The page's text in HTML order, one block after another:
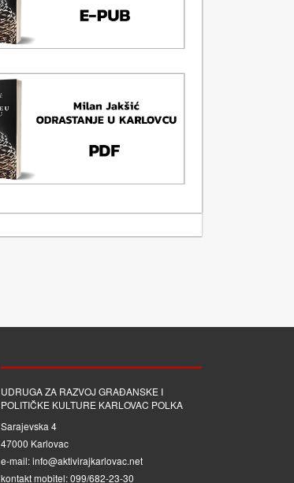
UDRUGA ZA RAZVOJ GRAĐANSKE I
POLITIČKE KULTURE KARLOVAC POLKA
Sarajevska 4
47000 Karlovac
e-mail: info@aktivirajkarlovac.net
kontakt mobitel: 099/682-23-30